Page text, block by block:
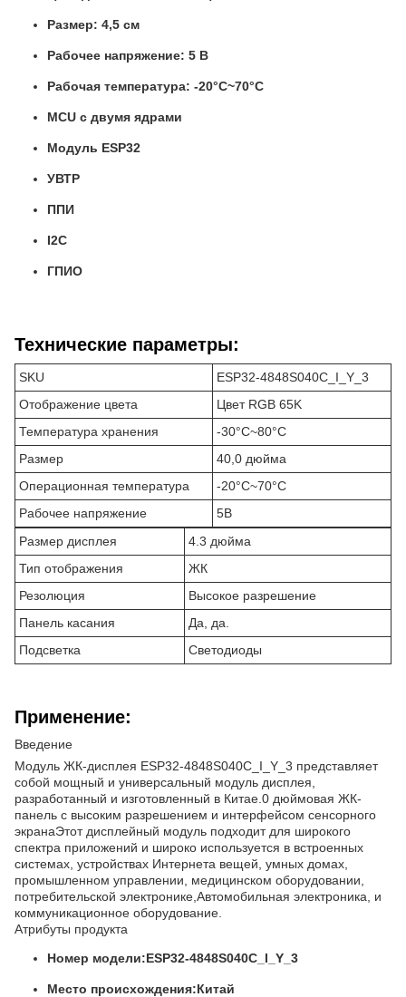
Размер: 4,5 см
Рабочее напряжение: 5 В
Рабочая температура: -20°C~70°C
MCU с двумя ядрами
Модуль ESP32
УВТР
ППИ
I2C
ГПИО
Технические параметры:
SKU
ESP32-4848S040C_I_Y_3
Отображение цвета
Цвет RGB 65K
Температура хранения
-30°C~80°C
Размер
40,0 дюйма
Операционная температура
-20°C~70°C
Рабочее напряжение
5В
Размер дисплея
4.3 дюйма
Тип отображения
ЖК
Резолюция
Высокое разрешение
Панель касания
Да, да.
Подсветка
Светодиоды
Применение:
Введение
Модуль ЖК-дисплея ESP32-4848S040C_I_Y_3 представляет
собой мощный и универсальный модуль дисплея,
разработанный и изготовленный в Китае.0 дюймовая ЖК-
панель с высоким разрешением и интерфейсом сенсорного
экранаЭтот дисплейный модуль подходит для широкого
спектра приложений и широко используется в встроенных
системах, устройствах Интернета вещей, умных домах,
промышленном управлении, медицинском оборудовании,
потребительской электронике,Автомобильная электроника, и
коммуникационное оборудование.
Атрибуты продукта
Номер модели:ESP32-4848S040C_I_Y_3
Место происхождения:Китай